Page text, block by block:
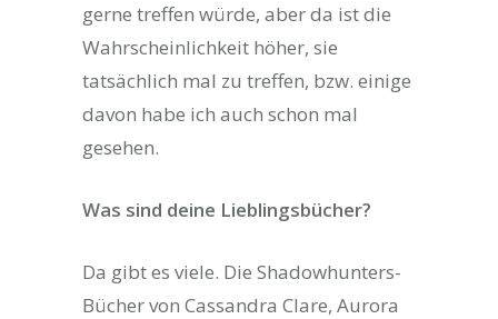
gerne treffen würde, aber da ist die
Wahrscheinlichkeit höher, sie
tatsächlich mal zu treffen, bzw. einige
davon habe ich auch schon mal
gesehen.
Was sind deine Lieblingsbücher?
Da gibt es viele. Die Shadowhunters-
Bücher von Cassandra Clare, Aurora